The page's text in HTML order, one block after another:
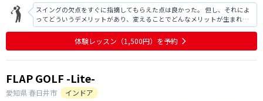
スイングの欠点をすぐに指摘してもらえた点は良かった。 但し、それによ
ってどういうデメリットがあり、変えることでどんなメリットが生まれる
のかという詳細説明は、もう少しあってもよかったのかなぁとも思いまし
た。 もちろん30分のお試しなので、そこまでの説明をする時間がなかった
のかもしれません。 しかし、総
体験レッスン （1,500円） を予約
FLAP GOLF -Lite-
愛知県 春日井市
インドア